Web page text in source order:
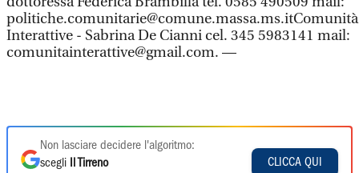
politiche.comunitarie@comune.massa.ms.itComunità
Interattive - Sabrina De Cianni cel. 345 5983141 mail:
comunitainterattive@gmail.com. —
Non lasciare decidere l'algoritmo:
scegli
Il Tirreno
CLICCA QUI